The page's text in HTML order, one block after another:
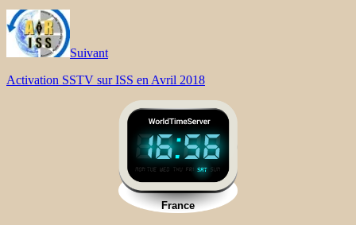
Suivant
Activation SSTV sur ISS en Avril 2018